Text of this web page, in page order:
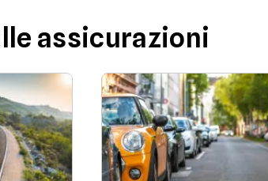
assicurazioni